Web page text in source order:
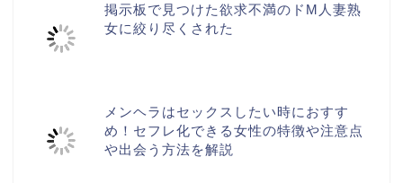
掲示板で見つけた欲求不満のドM人妻熟
女に絞り尽くされた
メンヘラはセックスしたい時におすす
め！セフレ化できる女性の特徴や注意点
や出会う方法を解説